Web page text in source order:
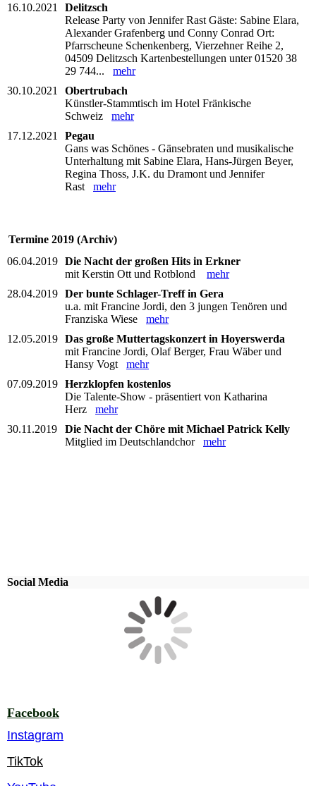
16.10.2021
Delitzsch
Release Party von Jennifer Rast Gäste: Sabine Elara,
Alexander Grafenberg und Conny Conrad Ort:
Pfarrscheune Schenkenberg, Vierzehner Reihe 2,
04509 Delitzsch Kartenbestellungen unter 01520 38
29 744... mehr
30.10.2021
Obertrubach
Künstler-Stammtisch im Hotel Fränkische
Schweiz mehr
17.12.2021
Pegau
Gans was Schönes - Gänsebraten und musikalische
Unterhaltung mit Sabine Elara, Hans-Jürgen Beyer,
Regina Thoss, J.K. du Dramont und Jennifer
Rast mehr
Termine 2019 (Archiv)
06.04.2019 Die Nacht der großen Hits in Erkner
mit Kerstin Ott und Rotblond mehr
28.04.2019 Der bunte Schlager-Treff in Gera
u.a. mit Francine Jordi, den 3 jungen Tenören und
Franziska Wiese mehr
12.05.2019 Das große Muttertagskonzert in Hoyerswerda
mit Francine Jordi, Olaf Berger, Frau Wäber und
Hansy Vogt mehr
07.09.2019 Herzklopfen kostenlos
Die Talente-Show - präsentiert von Katharina
Herz mehr
30.11.2019
Die Nacht der Chöre mit Michael Patrick Kelly
Mitglied im Deutschlandchor mehr
Social Media
Facebook
Instagram
TikTok